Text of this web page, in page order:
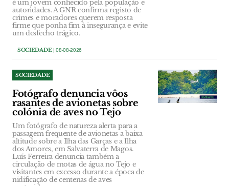
é um jovem conhecido pela população e
autoridades. A GNR confirma registo de
crimes e moradores querem resposta
firme que ponha fim à insegurança e evite
um desfecho trágico.
SOCIEDADE| 08-08-2026
SOCIEDADE
Fotógrafo denuncia vôos
rasantes de avionetas sobre
colónia de aves no Tejo
Um fotógrafo de natureza alerta para a
passagem frequente de avionetas a baixa
altitude sobre a Ilha das Garças e a Ilha
dos Amores, em Salvaterra de Magos.
Luís Ferreira denuncia também a
circulação de motas de água no Tejo e
visitantes em excesso durante a época de
nidificação de centenas de aves